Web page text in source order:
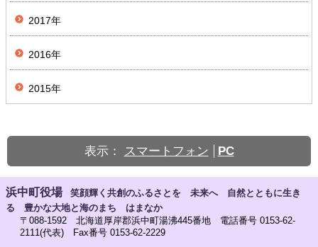
2017年
2016年
2015年
表示： スマートフォン PC
浜中町役場
笑顔輝く共創のふるさとを 未来へ 自然とともに生き
る 豊かな大地と海のまち はまなか
〒088-1592 北海道厚岸郡浜中町湯沸445番地 電話番号 0153-62-
2111(代表) Fax番号 0153-62-2229